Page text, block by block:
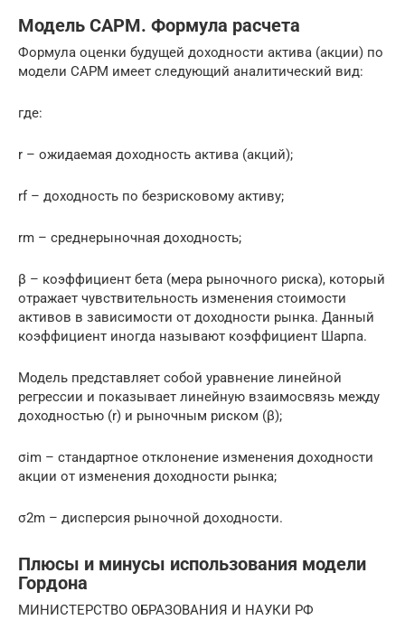
Модель CAPM. Формула расчета
Формула оценки будущей доходности актива (акции) по
модели CAPM имеет следующий аналитический вид:
где:
r – ожидаемая доходность актива (акций);
rf – доходность по безрисковому активу;
rm – среднерыночная доходность;
β – коэффициент бета (мера рыночного риска), который
отражает чувствительность изменения стоимости
активов в зависимости от доходности рынка. Данный
коэффициент иногда называют коэффициент Шарпа.
Модель представляет собой уравнение линейной
регрессии и показывает линейную взаимосвязь между
доходностью (r) и рыночным риском (β);
σim – стандартное отклонение изменения доходности
акции от изменения доходности рынка;
σ2m – дисперсия рыночной доходности.
Плюсы и минусы использования модели
Гордона
МИНИСТЕРСТВО ОБРАЗОВАНИЯ И НАУКИ РФ